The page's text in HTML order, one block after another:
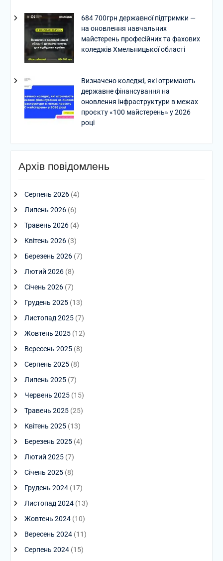
684 700грн державної підтримки —
на оновлення навчальних
майстерень професійних та фахових
коледжів Хмельницької області
Визначено коледжі, які отримають
державне фінансування на
оновлення інфраструктури в межах
проєкту «100 майстерень» у 2026
році
Архів повідомлень
Серпень 2026(4)
Липень 2026(6)
Травень 2026(4)
Квітень 2026(3)
Березень 2026(7)
Лютий 2026(8)
Січень 2026(7)
Грудень 2025(13)
Листопад 2025(7)
Жовтень 2025(12)
Вересень 2025(8)
Серпень 2025(8)
Липень 2025(7)
Червень 2025(15)
Травень 2025(25)
Квітень 2025(13)
Березень 2025(4)
Лютий 2025(7)
Січень 2025(8)
Грудень 2024(17)
Листопад 2024(13)
Жовтень 2024(10)
Вересень 2024(11)
Серпень 2024(15)